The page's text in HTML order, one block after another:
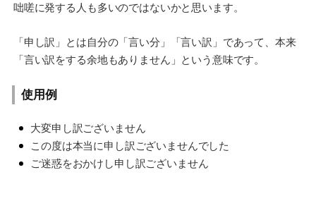
咄嗟に発する人も多いのではないかと思います。
「申し訳」とは自分の「言い分」「言い訳」であって、本来
「言い訳をする余地もありません」という意味です。
使用例
大変申し訳ございません
この度は本当に申し訳ございませんでした
ご迷惑をおかけし申し訳ございません